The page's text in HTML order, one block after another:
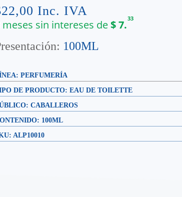
22,00 Inc. IVA
meses sin intereses de$7.33
100ML
PERFUMERÍA
DE PRODUCTO:EAU DE TOILETTE
CABALLEROS
100ML
ALP10010